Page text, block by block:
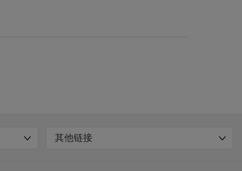
其他链接